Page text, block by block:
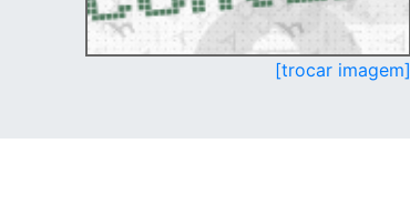
[trocar imagem]